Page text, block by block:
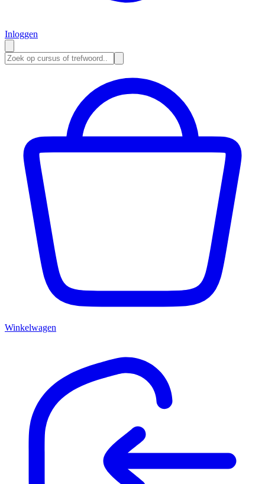
Inloggen
Winkelwagen